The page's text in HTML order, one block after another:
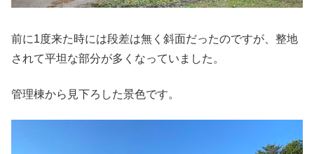
前に1度来た時には段差は無く斜面だったのですが、整地
されて平坦な部分が多くなっていました。
管理棟から見下ろした景色です。